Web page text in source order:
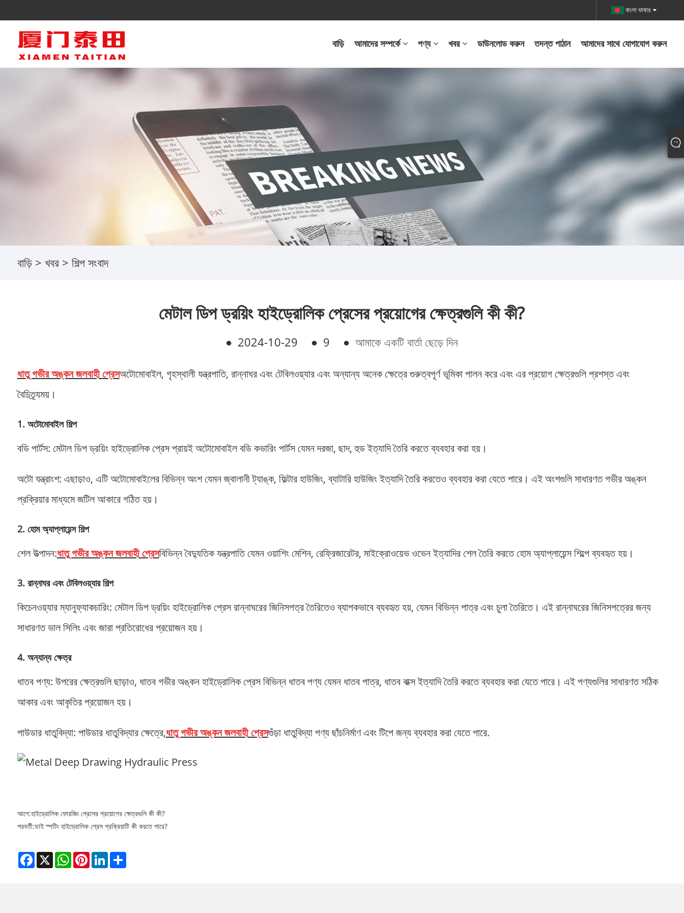
বাংলা ভাষার
বাড়ি আমাদের সম্পর্কে পণ্য খবর ডাউনলোড করুন তদন্ত পাঠান আমাদের সাথে যোগাযোগ করুন
বাড়ি > খবর> শিল্প সংবাদ
মেটাল ডিপ ড্রয়িং হাইড্রোলিক প্রেসের প্রয়োগের ক্ষেত্রগুলি কী কী?
● 2024-10-29 ● 9 ● আমাকে একটি বার্তা ছেড়ে দিন
ধাতু গভীর অঙ্কন জলবাহী প্রেসঅটোমোবাইল, গৃহস্থালী যন্ত্রপাতি, রান্নাঘর এবং টেবিলওয়্যার এবং অন্যান্য অনেক ক্ষেত্রে গুরুত্বপূর্ণ ভূমিকা পালন করে এবং এর প্রয়োগ ক্ষেত্রগুলি প্রশস্ত এবং
বৈচিত্র্যময়।
1. অটোমোবাইল শিল্প
বডি পার্টস: মেটাল ডিপ ড্রয়িং হাইড্রোলিক প্রেস প্রায়ই অটোমোবাইল বডি কভারিং পার্টস যেমন দরজা, ছাদ, হুড ইত্যাদি তৈরি করতে ব্যবহার করা হয়।
অটো যন্ত্রাংশ: এছাড়াও, এটি অটোমোবাইলের বিভিন্ন অংশ যেমন জ্বালানী ট্যাঙ্ক, ফিল্টার হাউজিং, ব্যাটারি হাউজিং ইত্যাদি তৈরি করতেও ব্যবহার করা যেতে পারে। এই অংশগুলি সাধারণত গভীর অঙ্কন
প্রক্রিয়ার মাধ্যমে জটিল আকারে গঠিত হয়।
2. হোম অ্যাপ্লায়েন্স শিল্প
শেল উত্পাদন:ধাতু গভীর অঙ্কন জলবাহী প্রেসবিভিন্ন বৈদ্যুতিক যন্ত্রপাতি যেমন ওয়াশিং মেশিন, রেফ্রিজারেটর, মাইক্রোওয়েভ ওভেন ইত্যাদির শেল তৈরি করতে হোম অ্যাপ্লায়েন্স শিল্পে ব্যবহৃত হয়।
3. রান্নাঘর এবং টেবিলওয়্যার শিল্প
কিচেনওয়্যার ম্যানুফ্যাকচারিং: মেটাল ডিপ ড্রয়িং হাইড্রোলিক প্রেস রান্নাঘরের জিনিসপত্র তৈরিতেও ব্যাপকভাবে ব্যবহৃত হয়, যেমন বিভিন্ন পাত্র এবং চুলা তৈরিতে। এই রান্নাঘরের জিনিসপত্রের জন্য
সাধারণত ভাল সিলিং এবং জারা প্রতিরোধের প্রয়োজন হয়।
4. অন্যান্য ক্ষেত্র
ধাতব পণ্য: উপরের ক্ষেত্রগুলি ছাড়াও, ধাতব গভীর অঙ্কন হাইড্রোলিক প্রেস বিভিন্ন ধাতব পণ্য যেমন ধাতব পাত্র, ধাতব বাক্স ইত্যাদি তৈরি করতে ব্যবহার করা যেতে পারে। এই পণ্যগুলির সাধারণত সঠিক
আকার এবং আকৃতির প্রয়োজন হয়।
পাউডার ধাতুবিদ্যা: পাউডার ধাতুবিদ্যার ক্ষেত্রে,ধাতু গভীর অঙ্কন জলবাহী প্রেসগুঁড়া ধাতুবিদ্যা পণ্য ছাঁচনির্মাণ এবং টিপে জন্য ব্যবহার করা যেতে পারে.
আগে:হাইড্রোলিক ফোরজিং প্রেসের প্রয়োগের ক্ষেত্রগুলি কী কী?
পরবর্তী:ডাই স্পটিং হাইড্রোলিক প্রেস প্রক্রিয়াটি কী করতে পারে?
Facebook
X WhatsAppPinterestLinkedInShare